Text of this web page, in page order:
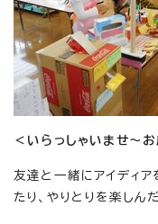
＜いらっしゃいませ～
友達と一緒にアイディ
たり、やりとりを楽しん